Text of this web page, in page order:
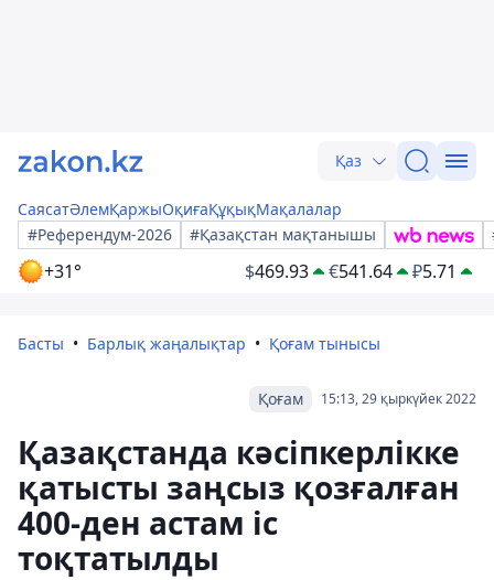
Қаз
СаясатӘлемҚаржыОқиғаҚұқықМақалалар
#Референдум-2026
#Қазақстан мақтанышы
+31° $469.93 €541.64 ₽5.71
Басты Барлық жаңалықтар Қоғам тынысы
15:13, 29 қыркүйек 2022
Қоғам
Қазақстанда кәсіпкерлікке
қатысты заңсыз қозғалған
400-ден астам іс
тоқтатылды